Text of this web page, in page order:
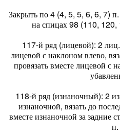
Закрыть по 4 (4, 5, 5, 6, 6, 7)
на спицах 98 (110,
117-й ряд (лицевой): 2
лицевой с наклоном влево,
провязать вместе лицевой с
118-й ряд (изнаночный): 2
изнаночной, вязать до
вместе изнаночной за задние
п.